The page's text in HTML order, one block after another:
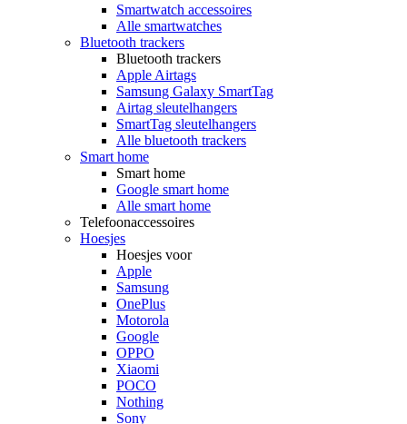
Smartwatch accessoires
Alle smartwatches
Bluetooth trackers
Bluetooth trackers
Apple Airtags
Samsung Galaxy SmartTag
Airtag sleutelhangers
SmartTag sleutelhangers
Alle bluetooth trackers
Smart home
Smart home
Google smart home
Alle smart home
Telefoonaccessoires
Hoesjes
Hoesjes voor
Apple
Samsung
OnePlus
Motorola
Google
OPPO
Xiaomi
POCO
Nothing
Sony